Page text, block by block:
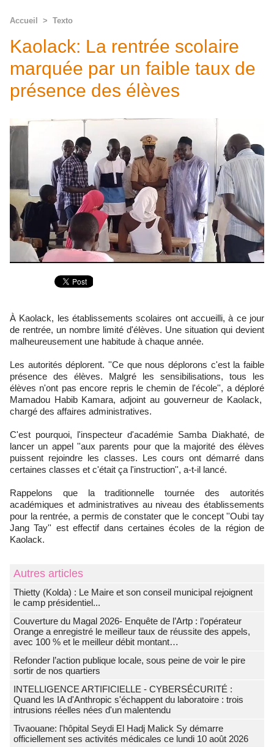
Accueil > Texto
Kaolack: La rentrée scolaire
marquée par un faible taux de
présence des élèves
À Kaolack, les établissements scolaires ont accueilli, à ce jour
de rentrée, un nombre limité d'élèves. Une situation qui devient
malheureusement une habitude à chaque année.
Les autorités déplorent. ''Ce que nous déplorons c'est la faible
présence des élèves. Malgré les sensibilisations, tous les
élèves n'ont pas encore repris le chemin de l'école'', a déploré
Mamadou Habib Kamara, adjoint au gouverneur de Kaolack,
chargé des affaires administratives.
C'est pourquoi, l'inspecteur d'académie Samba Diakhaté, de
lancer un appel ''aux parents pour que la majorité des élèves
puissent rejoindre les classes. Les cours ont démarré dans
certaines classes et c'était ça l'instruction'', a-t-il lancé.
Rappelons que la traditionnelle tournée des autorités
académiques et administratives au niveau des établissements
pour la rentrée, a permis de constater que le concept ''Oubi tay
Jang Tay'' est effectif dans certaines écoles de la région de
Kaolack.
Autres articles
‎Thietty (Kolda) : Le Maire et son conseil municipal rejoignent
le camp présidentiel...
Couverture du Magal 2026- Enquête de l’Artp : l’opérateur
Orange a enregistré le meilleur taux de réussite des appels,
avec 100 % et le meilleur débit montant…
Refonder l’action publique locale, sous peine de voir le pire
sortir de nos quartiers
INTELLIGENCE ARTIFICIELLE - CYBERSÉCURITÉ :
Quand les IA d'Anthropic s'échappent du laboratoire : trois
intrusions réelles nées d'un malentendu
Tivaouane: l'hôpital Seydi El Hadj Malick Sy démarre
officiellement ses activités médicales ce lundi 10 août 2026